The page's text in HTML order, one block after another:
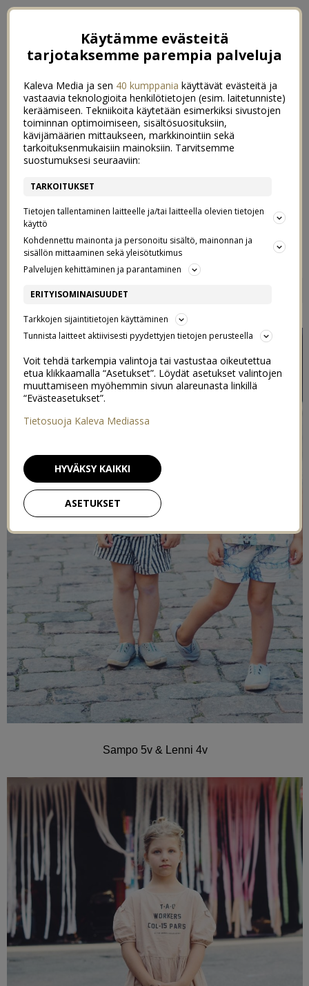
SKIDIT LOOKS
Sampo 5v & Lenni 4v
Käytämme evästeitä
tarjotaksemme parempia palveluja
Kaleva Media ja sen 40 kumppania käyttävät evästeitä ja
vastaavia teknologioita henkilötietojen (esim. laitetunniste)
keräämiseen. Tekniikoita käytetään esimerkiksi sivustojen
toiminnan optimoimiseen, sisältösuosituksiin,
kävijämäärien mittaukseen, markkinointiin sekä
tarkoituksenmukaisiin mainoksiin. Tarvitsemme
suostumuksesi seuraaviin:
TARKOITUKSET
Tietojen tallentaminen laitteelle ja/tai laitteella olevien tietojen
käyttö
Kohdennettu mainonta ja personoitu sisältö, mainonnan ja
sisällön mittaaminen sekä yleisötutkimus
Palvelujen kehittäminen ja parantaminen
ERITYISOMINAISUUDET
Tarkkojen sijaintitietojen käyttäminen
Tunnista laitteet aktiivisesti pyydettyjen tietojen perusteella
Voit tehdä tarkempia valintoja tai vastustaa oikeutettua
etua klikkaamalla “Asetukset”. Löydät asetukset valintojen
muuttamiseen myöhemmin sivun alareunasta linkillä
“Evästeasetukset”.
Tietosuoja Kaleva Mediassa
ASETUKSET
HYVÄKSY KAIKKI